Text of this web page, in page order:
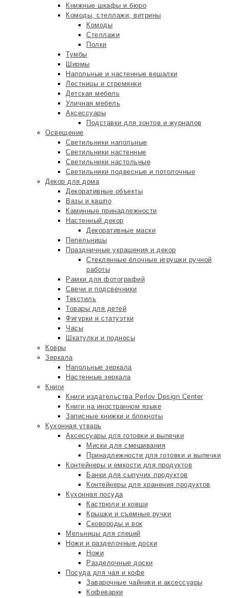
Книжные шкафы и бюро
Комоды, стеллажи, витрины
Комоды
Стеллажи
Полки
Тумбы
Ширмы
Напольные и настенные вешалки
Лестницы и стремянки
Детская мебель
Уличная мебель
Аксессуары
Подставки для зонтов и журналов
Освещение
Светильники напольные
Светильники настенные
Светильники настольные
Светильники подвесные и потолочные
Декор для дома
Декоративные объекты
Вазы и кашпо
Каминные принадлежности
Настенный декор
Декоративные маски
Пепельницы
Праздничные украшения и декор
Стеклянные ёлочные игрушки ручной
работы
Рамки для фотографий
Свечи и подсвечники
Текстиль
Товары для детей
Фигурки и статуэтки
Часы
Шкатулки и подносы
Ковры
Зеркала
Напольные зеркала
Настенные зеркала
Книги
Книги издательства Perlov Design Center
Книги на иностранном языке
Записные книжки и блокноты
Кухонная утварь
Аксессуары для готовки и выпечки
Миски для смешивания
Принадлежности для готовки и выпечки
Контейнеры и емкости для продуктов
Банки для сыпучих продуктов
Контейнеры для хранения продуктов
Кухонная посуда
Кастрюли и ковши
Крышки и съемные ручки
Сковороды и вок
Мельницы для специй
Ножи и разделочные доски
Ножи
Разделочные доски
Посуда для чая и кофе
Заварочные чайники и аксессуары
Кофеварки